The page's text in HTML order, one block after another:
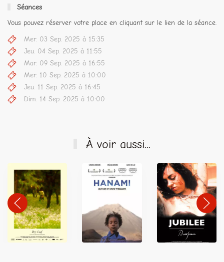
Séances
Vous pouvez réserver votre place en cliquant sur le lien de la séance.
Mer. 03 Sep. 2025 à 15:35
Jeu. 04 Sep. 2025 à 11:55
Mar. 09 Sep. 2025 à 16:55
Mer. 10 Sep. 2025 à 10:00
Jeu. 11 Sep. 2025 à 16:45
Dim. 14 Sep. 2025 à 10:00
À voir aussi...